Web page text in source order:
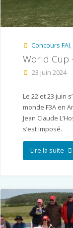
Concours FAI,
World Cup
23 juin 2024
Le 22 et 23 juin
monde F3A en
Jean Claude
s’est imposé.
Lire la suite